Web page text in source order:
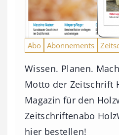
Abo Abonnements
Wissen. Planen.
Motto der Zeitschrift
Magazin für den
Zeitschriftenabo
hier bestellen!